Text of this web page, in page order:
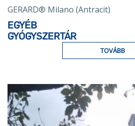
GERARD® Milano (Antracit)
EGYÉB
GYÓGYSZERTÁR
TOVÁBB